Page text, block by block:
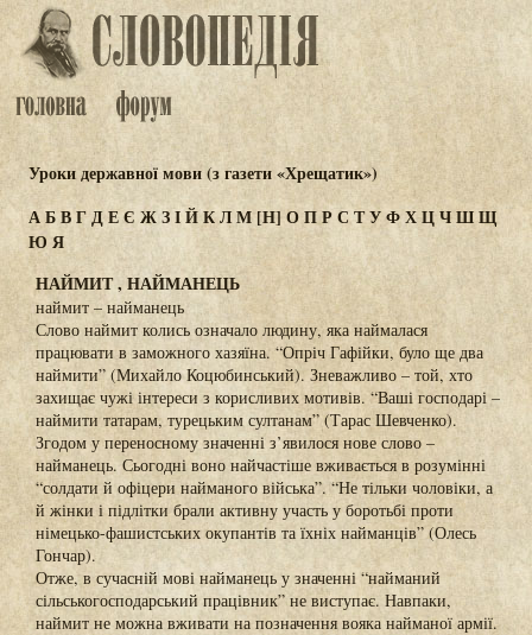
Уроки державної мови (з газети «Хрещатик»)
АБВГДЕЄ ЖЗІЙКЛМ[Н] ОПРСТУФХЦЧШЩ
Ю Я
НАЙМИТ , НАЙМАНЕЦЬ
наймит – найманець
Слово наймит колись означало людину, яка наймалася
працювати в заможного хазяїна. “Опріч Гафійки, було ще два
наймити” (Михайло Коцюбинський). Зневажливо – той, хто
захищає чужі інтереси з корисливих мотивів. “Ваші господарі –
наймити татарам, турецьким султанам” (Тарас Шевченко).
Згодом у переносному значенні з’явилося нове слово –
найманець. Сьогодні воно найчастіше вживається в розумінні
“солдати й офіцери найманого війська”. “Не тільки чоловіки, а
й жінки і підлітки брали активну участь у боротьбі проти
німецько-фашистських окупантів та їхніх найманців” (Олесь
Гончар).
Отже, в сучасній мові найманець у значенні “найманий
сільськогосподарський працівник” не виступає. Навпаки,
наймит не можна вживати на позначення вояка найманої армії.